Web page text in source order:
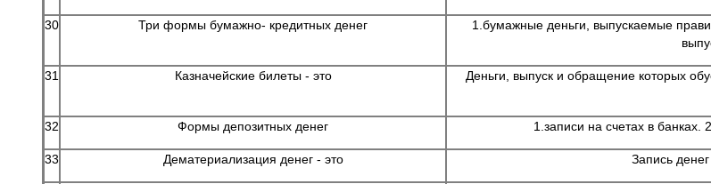
30 Три формы бумажно- кредитных денег
1.бумажные деньги, выпускаемые
31 Казначейские билеты - это
Деньги, выпуск и обращение которых
32 Формы депозитных денег 1.записи на счетах в банках.
33 Дематериализация денег - это Запись